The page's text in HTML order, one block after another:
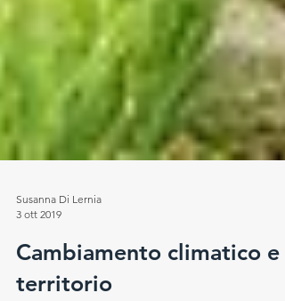
3 ott 2019
Cambiamento climatico e